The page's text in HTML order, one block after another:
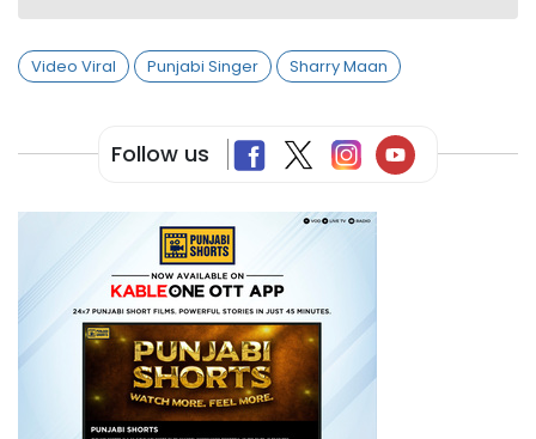
Video Viral Punjabi Singer Sharry Maan
Follow us